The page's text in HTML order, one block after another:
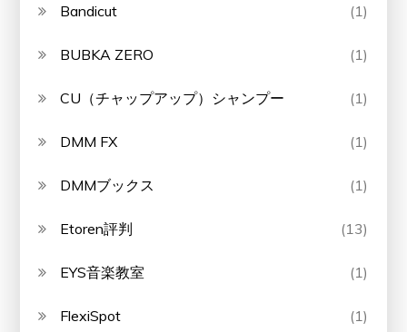
Bandicut (1)
BUBKA ZERO (1)
CU（チャップアップ）シャンプー (1)
DMM FX (1)
DMMブックス (1)
Etoren評判 (13)
EYS音楽教室 (1)
FlexiSpot (1)